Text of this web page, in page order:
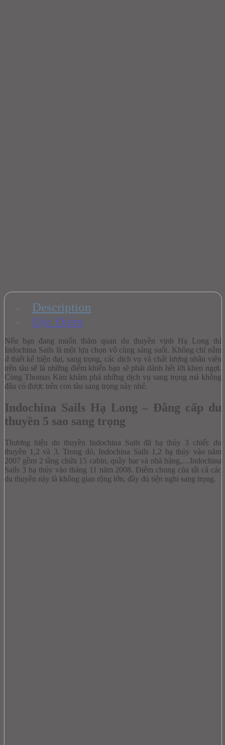
Description
Đặc Điểm
Nếu bạn đang muốn thăm quan du thuyền vịnh Hạ Long thì
Indochina Sails là một lựa chọn vô cùng sáng suốt. Không chỉ nằm
ở thiết kế hiện đại, sang trọng, các dịch vụ và chất lượng nhân viên
trên tàu sẽ là những điểm khiến bạn sẽ phải dành hết lời khen ngợi.
Cùng Thomas Kim khám phá những dịch vụ sang trọng mà không
đâu có được trên con tàu sang trọng này nhé.
Indochina Sails Hạ Long – Đẳng cấp du
thuyền 5 sao sang trọng
Thương hiệu du thuyền Indochina Sails đã hạ thủy 3 chiếc du
thuyền 1,2 và 3. Trong đó, Indochina Sails 1,2 hạ thủy vào năm
2007 gồm 2 tầng chứa 15 cabin, quầy bar và nhà hàng,…Indochina
Sails 3 hạ thủy vào tháng 11 năm 2008. Điểm chung của tất cả các
du thuyền này là không gian rộng lớn, đầy đủ tiện nghi sang trọng.